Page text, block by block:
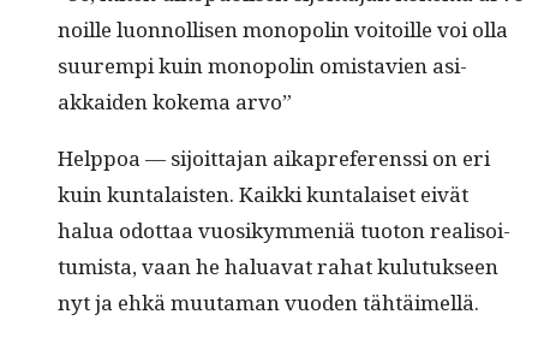
noille luon­nol­lisen monop­o­lin voitoille voi olla
suurem­pi kuin monop­o­lin omis­tavien asi­
akkaiden koke­ma arvo”
Help­poa — sijoit­ta­jan aikapref­er­enssi on eri
kuin kun­ta­lais­ten. Kaik­ki kun­ta­laiset eivät
halua odot­taa vuosikym­meniä tuo­ton real­isoi­
tu­mista, vaan he halu­a­vat rahat kulu­tuk­seen
nyt ja ehkä muu­ta­man vuo­den tähtäimellä.